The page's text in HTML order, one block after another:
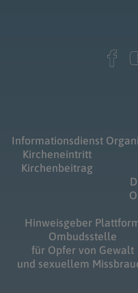
Informationsdienst
Kircheneintritt
Kirchenbeitrag
Hinweisgeber
Ombudsstelle
für Opfer von Gewalt
und sexuellem